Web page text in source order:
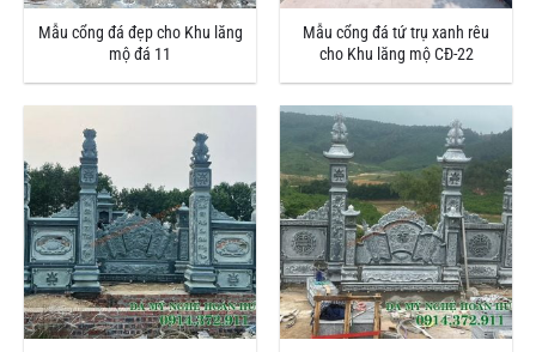
Mẫu cổng đá đẹp cho Khu lăng
mộ đá 11
Mẫu cổng đá tứ trụ xanh rêu
cho Khu lăng mộ CĐ-22